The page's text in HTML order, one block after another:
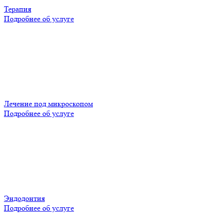
Терапия
Подробнее об услуге
Лечение под микроскопом
Подробнее об услуге
Эндодонтия
Подробнее об услуге